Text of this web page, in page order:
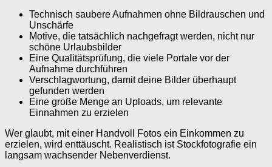
Technisch saubere Aufnahmen ohne Bildrauschen und
Unschärfe
Motive, die tatsächlich nachgefragt werden, nicht nur
schöne Urlaubsbilder
Eine Qualitätsprüfung, die viele Portale vor der
Aufnahme durchführen
Verschlagwortung, damit deine Bilder überhaupt
gefunden werden
Eine große Menge an Uploads, um relevante
Einnahmen zu erzielen
Wer glaubt, mit einer Handvoll Fotos ein Einkommen zu
erzielen, wird enttäuscht. Realistisch ist Stockfotografie ein
langsam wachsender Nebenverdienst.